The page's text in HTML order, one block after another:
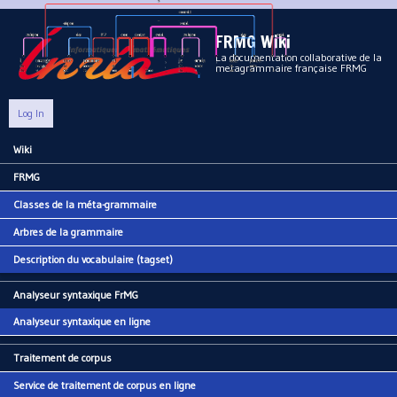
Aller au contenu principal
FRMG Wiki
La documentation collaborative de la
metagrammaire française FRMG
Log In
Main menu
Wiki
FRMG
Classes de la méta-grammaire
Arbres de la grammaire
Description du vocabulaire (tagset)
Analyseur syntaxique FrMG
Analyseur syntaxique en ligne
Traitement de corpus
Service de traitement de corpus en ligne